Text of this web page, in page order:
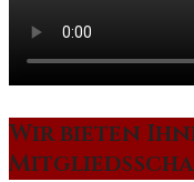
Wir bieten